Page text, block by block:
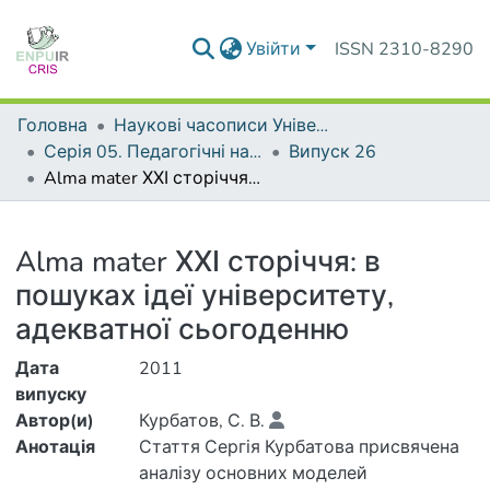
Увійти ISSN 2310-8290
Головна
Наукові часописи Університету
Серія 05. Педагогічні науки: реалії та перспективи
Випуск 26
Alma mater ХХІ сторіччя: в пошуках ідеї університету, адекватної сьогоденню
Alma mater ХХІ сторіччя: в
пошуках ідеї університету,
адекватної сьогоденню
Дата
випуску
2011
Автор(и)
Курбатов, С. В.
Анотація
Стаття Сергія Курбатова присвячена
аналізу основних моделей